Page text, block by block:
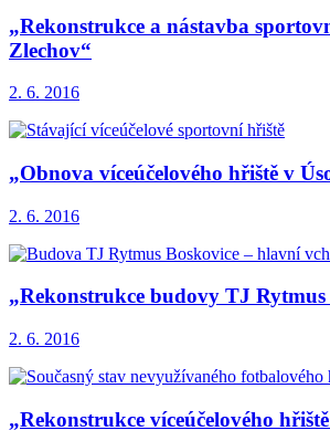
„Rekonstrukce a nástavba
Zlechov“
2. 6. 2016
„Obnova víceúčelového hřiště v
2. 6. 2016
„Rekonstrukce budovy TJ Rytmus
2. 6. 2016
„Rekonstrukce víceúčelového